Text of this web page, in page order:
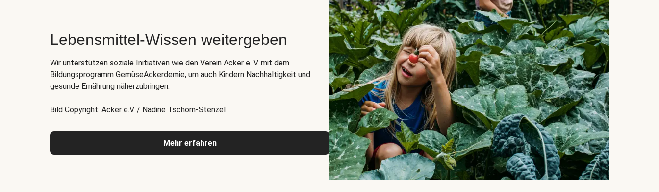
Lebensmittel-Wissen weitergeben
Wir unterstützen soziale Initiativen wie den Verein Acker e. V. mit dem
Bildungsprogramm GemüseAckerdemie, um auch Kindern Nachhaltigkeit und
gesunde Ernährung näherzubringen.
Bild Copyright: Acker e.V. / Nadine Tschorn-Stenzel
Mehr erfahren